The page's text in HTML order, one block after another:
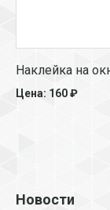
Наклейка на
Цена: 160 ₽
Новости